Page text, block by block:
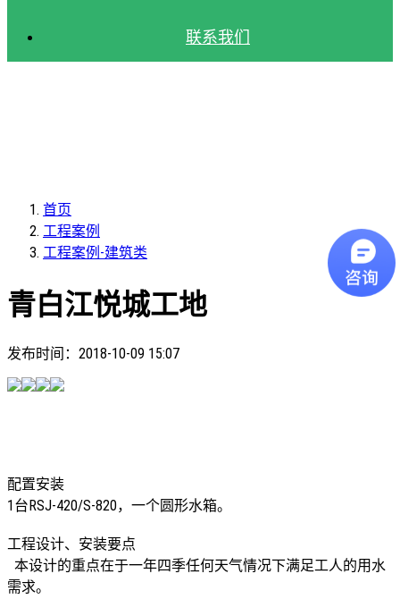
联系我们
首页
工程案例
工程案例-建筑类
青白江悦城工地
发布时间： 2018-10-09 15:07
配置安装
1台RSJ-420/S-820，一个圆形水箱。
工程设计、安装要点
本设计的重点在于一年四季任何天气情况下满足工人的用水
需求。